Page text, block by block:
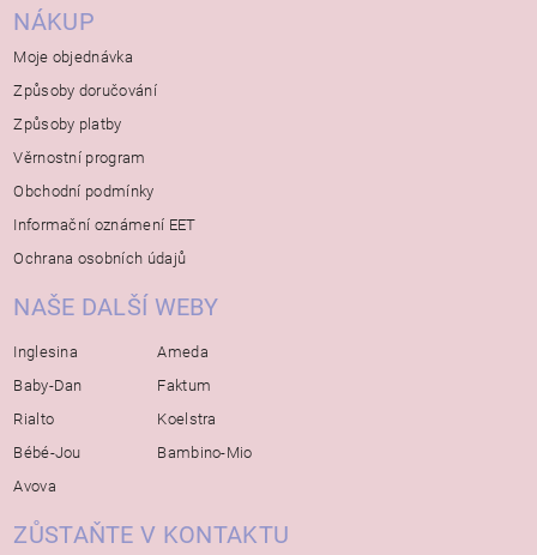
NÁKUP
Moje objednávka
Způsoby doručování
Způsoby platby
Věrnostní program
Obchodní podmínky
Informační oznámení EET
Ochrana osobních údajů
NAŠE DALŠÍ WEBY
Inglesina
Baby-Dan
Rialto
Bébé-Jou
Avova
Ameda
Faktum
Koelstra
Bambino-Mio
ZŮSTAŇTE V KONTAKTU